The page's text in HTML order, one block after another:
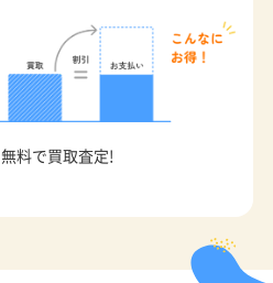
料で買取査定!